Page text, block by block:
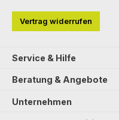
Vertrag widerrufen
Service & Hilfe
Beratung & Angebote
Unternehmen